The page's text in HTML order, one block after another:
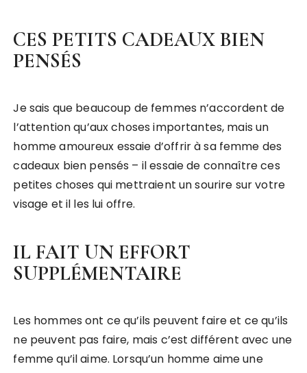
CES PETITS CADEAUX BIEN
PENSÉS
Je sais que beaucoup de femmes n’accordent de
l’attention qu’aux choses importantes, mais un
homme amoureux essaie d’offrir à sa femme des
cadeaux bien pensés – il essaie de connaître ces
petites choses qui mettraient un sourire sur votre
visage et il les lui offre.
IL FAIT UN EFFORT
SUPPLÉMENTAIRE
Les hommes ont ce qu’ils peuvent faire et ce qu’ils
ne peuvent pas faire, mais c’est différent avec une
femme qu’il aime. Lorsqu’un homme aime une